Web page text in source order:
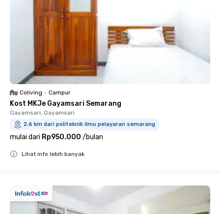
Coliving • Campur
Kost MKJe Gayamsari Semarang
Gayamsari, Gayamsari
2.6 km dari politeknik ilmu pelayaran semarang
mulai dari Rp950.000 /bulan
Lihat info lebih banyak